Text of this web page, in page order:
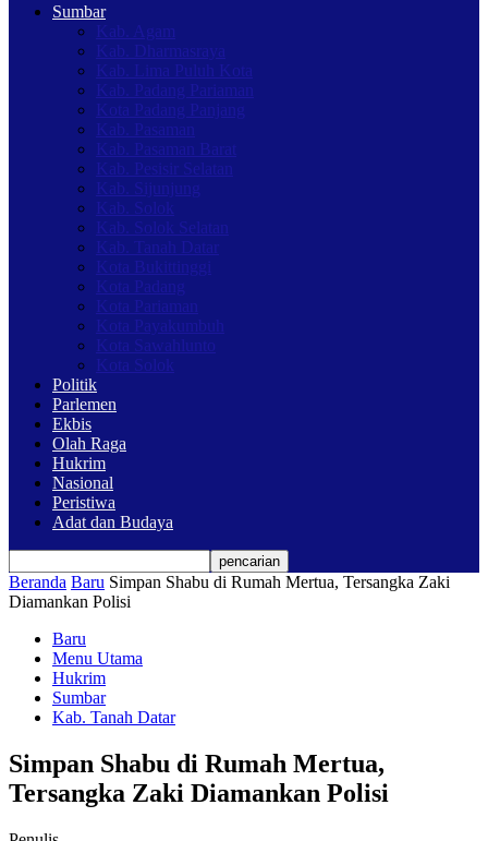
Sumbar
Kab. Agam
Kab. Dharmasraya
Kab. Lima Puluh Kota
Kab. Padang Pariaman
Kota Padang Panjang
Kab. Pasaman
Kab. Pasaman Barat
Kab. Pesisir Selatan
Kab. Sijunjung
Kab. Solok
Kab. Solok Selatan
Kab. Tanah Datar
Kota Bukittinggi
Kota Padang
Kota Pariaman
Kota Payakumbuh
Kota Sawahlunto
Kota Solok
Politik
Parlemen
Ekbis
Olah Raga
Hukrim
Nasional
Peristiwa
Adat dan Budaya
Beranda Baru Simpan Shabu di Rumah Mertua, Tersangka Zaki
Diamankan Polisi
Baru
Menu Utama
Hukrim
Sumbar
Kab. Tanah Datar
Simpan Shabu di Rumah Mertua,
Tersangka Zaki Diamankan Polisi